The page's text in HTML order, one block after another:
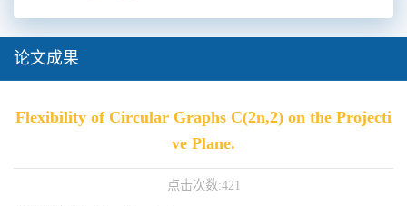
论文成果
Flexibility of Circular Graphs C(2n,2) on the Projecti
ve Plane.
点击次数:421